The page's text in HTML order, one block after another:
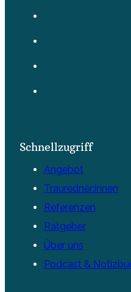
Schnellzugriff
Angebot
Trauredner:innen
Referenzen
Ratgeber
Über uns
Podcast &